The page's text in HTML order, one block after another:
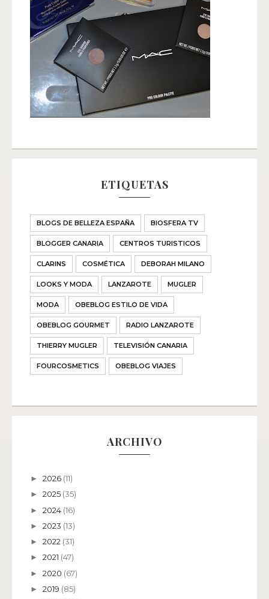
ETIQUETAS
BLOGS DE BELLEZA ESPAÑA BIOSFERA TV
BLOGGER CANARIA CENTROS TURISTICOS
CLARINS COSMÉTICA DEBORAH MILANO
LOOKS Y MODA LANZAROTE MUGLER
MODA OBEBLOG ESTILO DE VIDA
OBEBLOG GOURMET RADIO LANZAROTE
THIERRY MUGLER TELEVISIÓN CANARIA
FOURCOSMETICS OBEBLOG VIAJES
ARCHIVO
► 2026 (11)
► 2025 (35)
► 2024 (16)
► 2023 (13)
► 2022 (31)
► 2021 (47)
► 2020 (67)
► 2019 (85)